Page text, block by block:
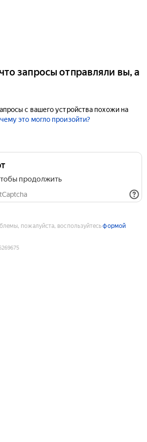
запросы отправляли вы, а
с вашего устройства похожи на
это могло произойти?
продолжить
пожалуйста, воспользуйтесьформой